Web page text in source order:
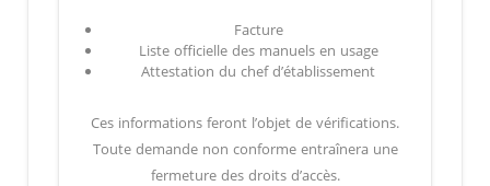
Facture
Liste officielle des manuels en usage
Attestation du chef d’établissement
Ces informations feront l’objet de vérifications.
Toute demande non conforme entraînera une
fermeture des droits d’accès.